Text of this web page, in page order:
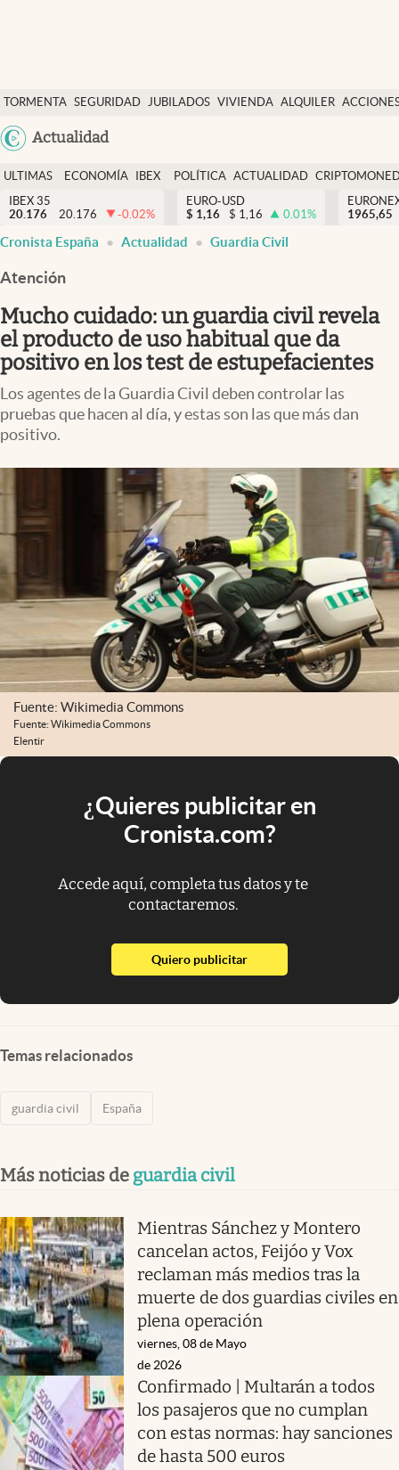
TORMENTA SEGURIDAD JUBILADOS VIVIENDA ALQUILER
USA
Actualidad
Economía y finanzas
Política
Actualidad
Criptomonedas
España
ULTIMAS
NOTICIAS
ECONOMÍA
FINANZAS
IBEX
EURO
POLÍTICA ACTUALIDAD
IBEX 35
20.176
20.176 -0.02%
EURO-USD
$ 1,16 $ 1,16 0.01%
1965,65
Cronista España Actualidad Guardia Civil
Atención
Mucho cuidado: un guardia civil revela
el producto de uso habitual que da
positivo en los test de estupefacientes
Los agentes de la Guardia Civil deben controlar las
pruebas que hacen al día, y estas son las que más dan
positivo.
Fuente: Wikimedia Commons
Fuente: Wikimedia Commons
Elentir
¿Quieres publicitar en
Cronista.com?
Accede aquí, completa tus datos y te
contactaremos.
Quiero publicitarabre en nueva pestaña
Temas relacionados
guardia civil España
Más noticias de guardia civil
Mientras Sánchez y Montero
cancelan actos, Feijóo y Vox
reclaman más medios tras la
muerte de dos guardias civiles en
plena operación
viernes, 08 de Mayo
de 2026
Confirmado | Multarán a todos
los pasajeros que no cumplan
con estas normas: hay sanciones
de hasta 500 euros